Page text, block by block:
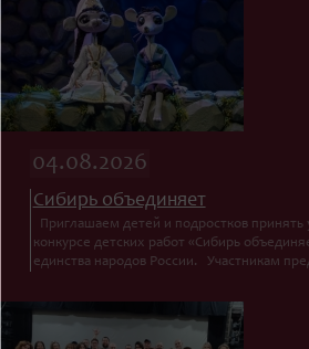
04.08.2026
Сибирь объединяет
Приглашаем детей и подростков принять
конкурсе детских работ «Сибирь
единства народов России. Участникам